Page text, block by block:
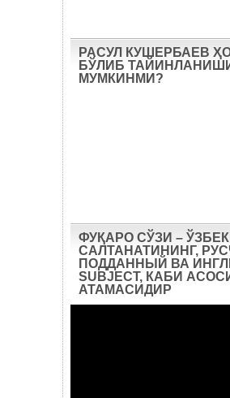
РАСУЛ КУШЕРБАЕВ
БЎЛИБ
МУМКИНМИ?
ФУҚАРО СЎЗИ –
САЛТАНАТИНИНГ,
ПОДДАННЫЙ ВА
SUBJECT, КАБИ
АТАМАСИДИР